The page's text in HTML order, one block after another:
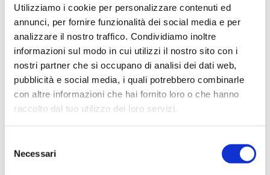
Utilizziamo i cookie per personalizzare contenuti ed
annunci, per fornire funzionalità dei social media e per
analizzare il nostro traffico. Condividiamo inoltre
informazioni sul modo in cui utilizzi il nostro sito con i
nostri partner che si occupano di analisi dei dati web,
pubblicità e social media, i quali potrebbero combinarle
con altre informazioni che hai fornito loro o che hanno
raccolto dal tuo utilizzo dei loro servizi.
delNecessari
“Accesso al credito più facile per le
imprese con i canali digitali evoluti”